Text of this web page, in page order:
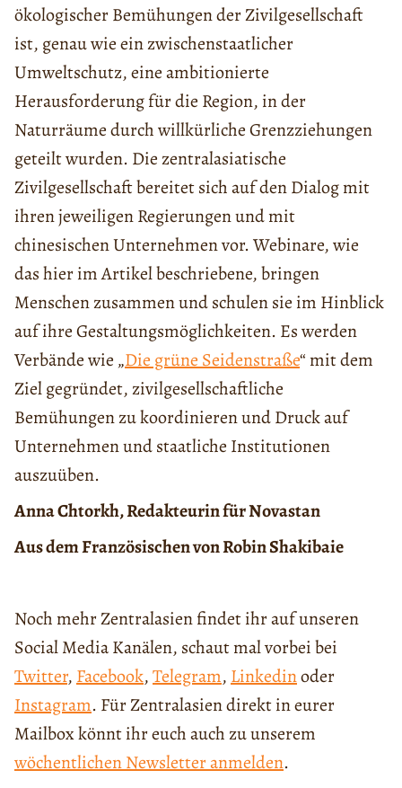
ökologischer Bemühungen der Zivilgesellschaft
ist, genau wie ein zwischenstaatlicher
Umweltschutz, eine ambitionierte
Herausforderung für die Region, in der
Naturräume durch willkürliche Grenzziehungen
geteilt wurden. Die zentralasiatische
Zivilgesellschaft bereitet sich auf den Dialog mit
ihren jeweiligen Regierungen und mit
chinesischen Unternehmen vor. Webinare, wie
das hier im Artikel beschriebene, bringen
Menschen zusammen und schulen sie im Hinblick
auf ihre Gestaltungsmöglichkeiten. Es werden
Verbände wie „Die grüne Seidenstraße“ mit dem
Ziel gegründet, zivilgesellschaftliche
Bemühungen zu koordinieren und Druck auf
Unternehmen und staatliche Institutionen
auszuüben.
Anna Chtorkh, Redakteurin für Novastan
Aus dem Französischen von Robin Shakibaie
Noch mehr Zentralasien findet ihr auf unseren
Social Media Kanälen, schaut mal vorbei bei
Twitter, Facebook,Telegram, Linkedinoder
Instagram. Für Zentralasien direkt in eurer
Mailbox könnt ihr euch auch zu unserem
wöchentlichen Newsletter anmelden.